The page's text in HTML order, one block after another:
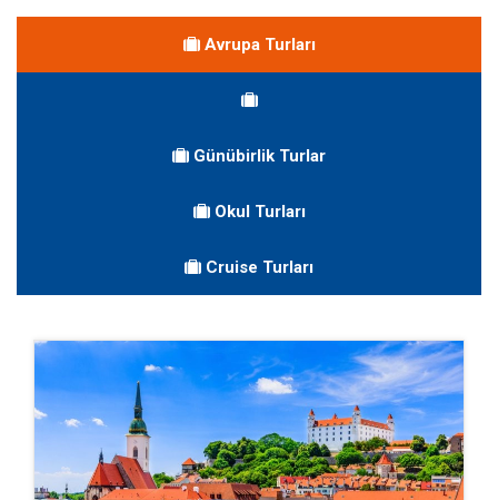
Avrupa Turları
Günübirlik Turlar
Okul Turları
Cruise Turları